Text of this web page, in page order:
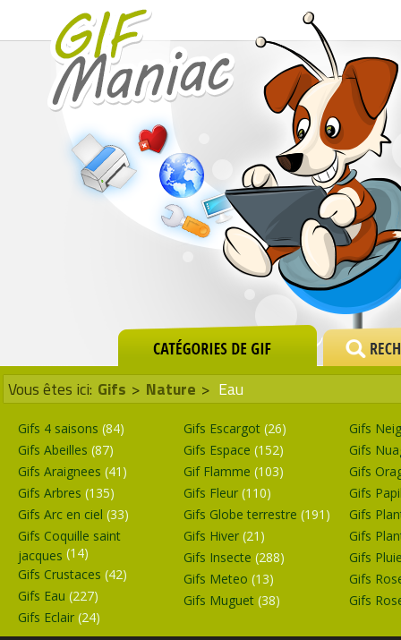
Vous êtes ici: Gifs > Nature > Eau
Gifs 4 saisons (84)
Gifs Abeilles (87)
Gifs Araignees (41)
Gifs Arbres (135)
Gifs Arc en ciel (33)
Gifs Coquille saint
jacques (14)
Gifs Crustaces (42)
Gifs Eau (227)
Gifs Eclair (24)
Gifs Escargot (26)
Gifs Espace (152)
Gif Flamme (103)
Gifs Fleur (110)
Gifs Globe terrestre (191)
Gifs Hiver (21)
Gifs Insecte (288)
Gifs Meteo (13)
Gifs Muguet (38)
Gifs
Gifs
Gifs
Gifs
Gifs
Gifs
Gifs
Gifs
Gifs